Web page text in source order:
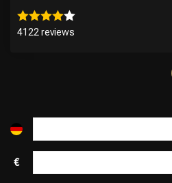
4122 reviews
€